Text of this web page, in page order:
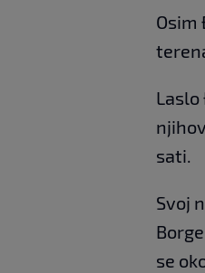
Osim
Laslo
sati.
Svoj
se